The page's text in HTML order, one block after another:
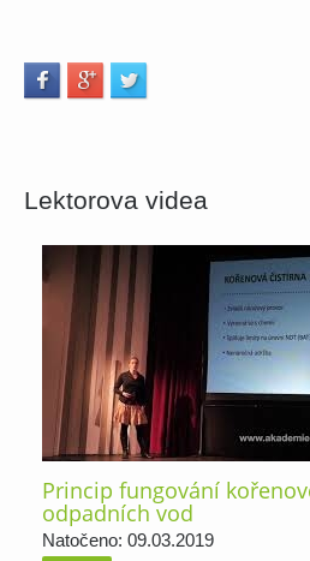
Lektorova videa
Princip fungování
odpadních vod
Natočeno: 09.03.2019